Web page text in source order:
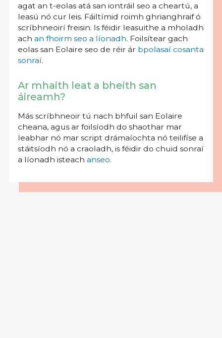
agat an t-eolas atá san iontráil seo a cheartú, a
leasú nó cur leis. Fáiltímid roimh ghrianghraif ó
scríbhneoirí freisin. Is féidir leasuithe a mholadh
ach an fhoirm seo a líonadh. Foilsítear gach
eolas san Eolaire seo de réir ár bpolasaí cosanta
sonraí.
Ar mhaith leat a bheith san
áireamh?
Más scríbhneoir tú nach bhfuil san Eolaire
cheana, agus ar foilsíodh do shaothar mar
leabhar nó mar script drámaíochta nó teilifíse a
stáitsíodh nó a craoladh, is féidir do chuid sonraí
a líonadh isteach anseo.